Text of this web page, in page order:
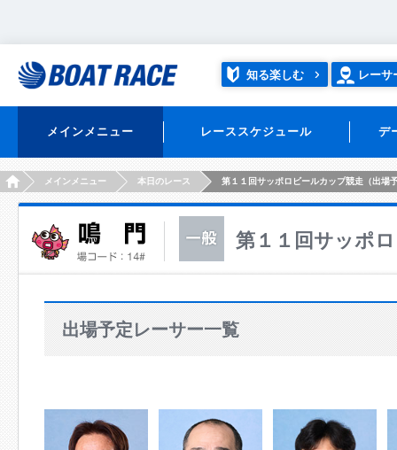
知る楽しむ レーサ
メインメニュー レーススケジュール デ
HOMEメインメニュー 本日のレース 第１１回サッポロビールカップ競走（出場
第１１回サッポ
出場予定レーサー一覧